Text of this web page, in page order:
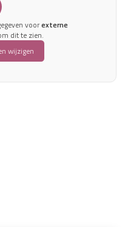
voorexterne
dit te zien.
wijzigen